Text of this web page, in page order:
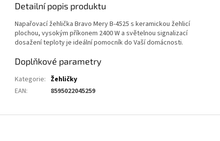
Detailní popis produktu
Napařovací žehlička Bravo Mery B-4525 s keramickou žehlicí
plochou, vysokým příkonem 2400 W a světelnou signalizací
dosažení teploty je ideální pomocník do Vaší domácnosti.
Doplňkové parametry
Kategorie: Žehličky
EAN: 8595022045259